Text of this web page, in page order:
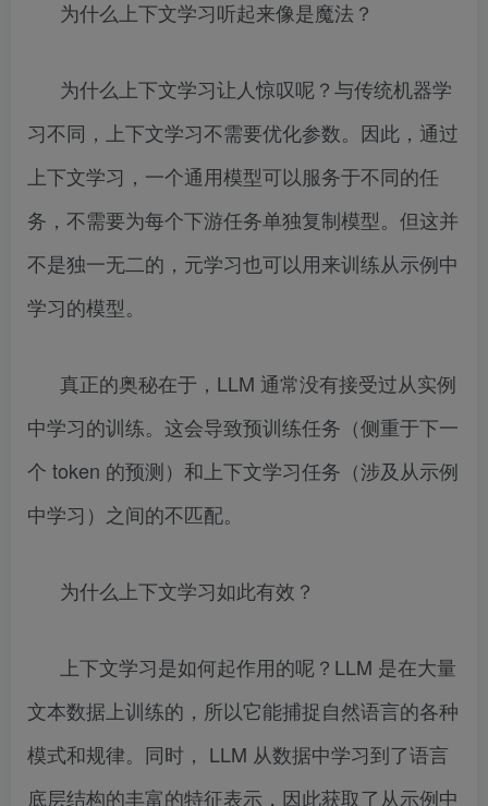
为什么上下文学习听起来像是魔法？
为什么上下文学习让人惊叹呢？与传统机器学
习不同，上下文学习不需要优化参数。因此，通过
上下文学习，一个通用模型可以服务于不同的任
务，不需要为每个下游任务单独复制模型。但这并
不是独一无二的，元学习也可以用来训练从示例中
学习的模型。
真正的奥秘在于，LLM 通常没有接受过从实例
中学习的训练。这会导致预训练任务（侧重于下一
个 token 的预测）和上下文学习任务（涉及从示例
中学习）之间的不匹配。
为什么上下文学习如此有效？
上下文学习是如何起作用的呢？LLM 是在大量
文本数据上训练的，所以它能捕捉自然语言的各种
模式和规律。同时， LLM 从数据中学习到了语言
底层结构的丰富的特征表示，因此获取了从示例中